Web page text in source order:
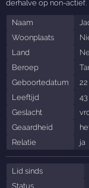
derhalve op non-actief.
Naam
Woonplaats
Land
Beroep
Geboortedatum
Leeftijd
43
Geslacht
Geaardheid
Relatie
ja
Lid sinds
Status